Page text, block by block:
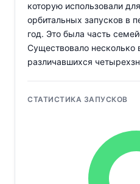
которую использовали
орбитальных запусков в
год. Это была часть
Существовало несколько
различавшихся
СТАТИСТИКА ЗАПУСКОВ